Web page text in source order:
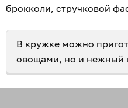
брокколи, стручковой
В кружке можно
овощами, но и нежный